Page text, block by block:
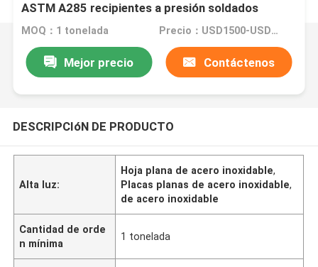
ASTM A285 recipientes a presión soldados
MOQ：1 tonelada Precio：USD1500-USD6000
Mejor precio Contáctenos
DESCRIPCIóN DE PRODUCTO
Alta luz:
Hoja plana de acero inoxidable,
Placas planas de acero inoxidable,
de acero inoxidable
Cantidad de orde
n mínima
1 tonelada